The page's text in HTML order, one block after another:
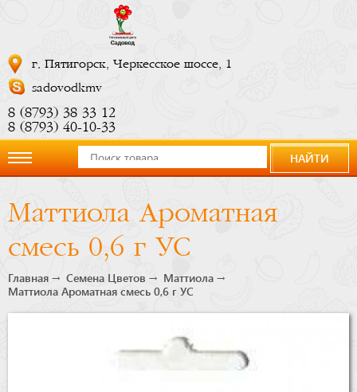
г. Пятигорск, Черкесское шоссе, 1
sadovodkmv
8 (8793) 38 33 12
8 (8793) 40-10-33
компании
Купить
НАЙТИ
Маттиола Ароматная
смесь 0,6 г УС
Главная Семена Цветов
Маттиола
Маттиола Ароматная смесь 0,6 г УС